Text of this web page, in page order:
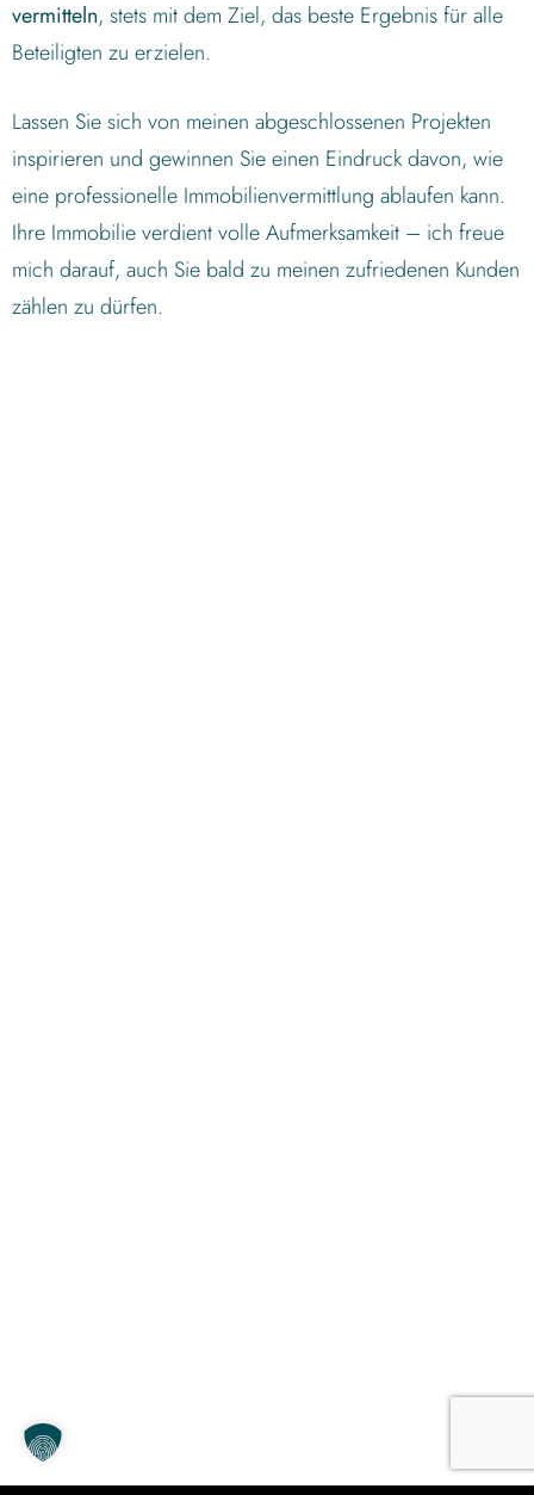
vermitteln, stets mit dem Ziel, das beste Ergebnis für alle
Beteiligten zu erzielen.
Lassen Sie sich von meinen abgeschlossenen Projekten
inspirieren und gewinnen Sie einen Eindruck davon, wie
eine professionelle Immobilienvermittlung ablaufen kann.
Ihre Immobilie verdient volle Aufmerksamkeit – ich freue
mich darauf, auch Sie bald zu meinen zufriedenen Kunden
zählen zu dürfen.